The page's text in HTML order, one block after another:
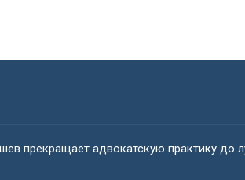
прекращает адвокатскую практику до